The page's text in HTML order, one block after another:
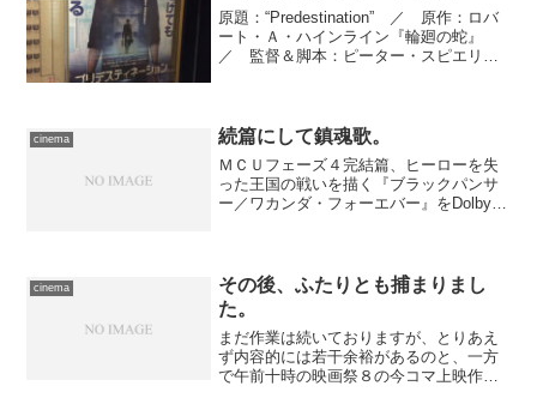
原題：“Predestination” ／ 原作：ロバ
ート・Ａ・ハインライン『輪廻の蛇』
／ 監督＆脚本：ピーター・スピエリッ
イケル・...
cinema 続篇にして鎮魂歌。
ＭＣＵフェーズ４完結篇、ヒーローを失
った王国の戦いを描く『ブラックパンサ
ー／ワカンダ・フォーエバー』をDolby
cinema
その後、ふたりとも捕まりまし
た。
まだ作業は続いておりますが、とりあえ
ず内容的には若干余裕があるのと、一方
で午前十時の映画祭８の今コマ上映作品